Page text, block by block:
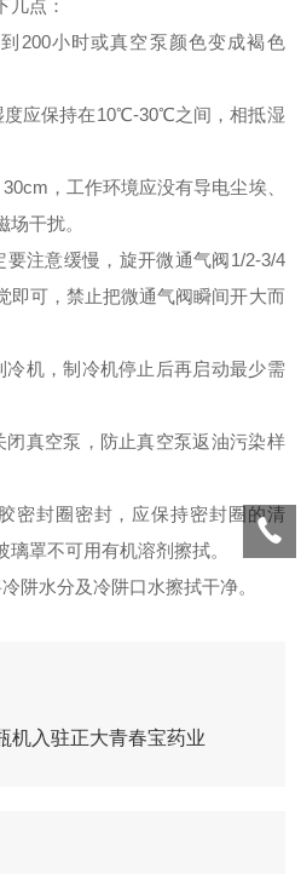
几点：
200小时或真空泵颜色变成褐色
度应保持在10℃-30℃之间，相抵湿
，工作环境应没有导电尘埃、
干扰。
注意缓慢，旋开微通气阀1/2-3/4
即可，禁止把微通气阀瞬间开大而
机，制冷机停止后再启动最少需
真空泵，防止真空泵返油污染样
密封圈密封，应保持密封圈的清
罩不可用有机溶剂擦拭。
阱水分及冷阱口水擦拭干净。
机入驻正大青春宝药业